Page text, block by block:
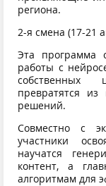
региона.
2-я смена (17-21
Эта программа
работы с
собственных
превратятся
решений.
Совместно с
участники
научатся
контент, а
алгоритмам для